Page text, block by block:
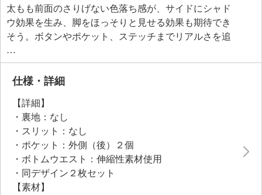
太もも前面のさりげない色落ち感が、サイドにシャド
ウ効果を生み、脚をほっそりと見せる効果も期待でき
そう。ボタンやポケット、ステッチまでリアルさを追
求しました。
仕様・詳細
【詳細】
・裏地：なし
・スリット：なし
・ポケット：外側（後）２個
・ボトムウエスト：伸縮性素材使用
・同デザイン２枚セット
【素材】